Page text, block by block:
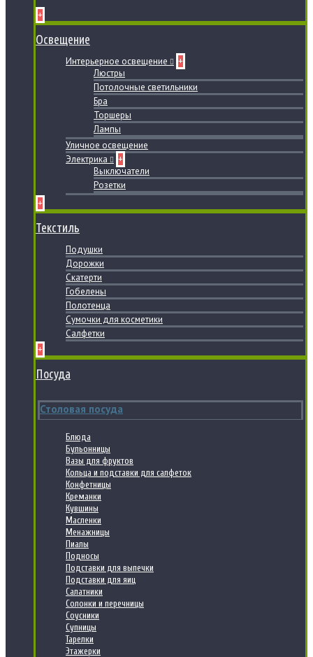
+
Освещение
Интерьерное освещение
+
Люстры
Потолочные светильники
Бра
Торшеры
Лампы
Уличное освещение
Электрика
+
Выключатели
Розетки
+
Текстиль
Подушки
Дорожки
Скатерти
Гобелены
Полотенца
Сумочки для косметики
Салфетки
+
Посуда
Столовая посуда
Блюда
Бульонницы
Вазы для фруктов
Кольца и подставки для салфеток
Конфетницы
Креманки
Кувшины
Масленки
Менажницы
Пиалы
Подносы
Подставки для выпечки
Подставки для яиц
Салатники
Солонки и перечницы
Соусники
Супницы
Тарелки
Этажерки